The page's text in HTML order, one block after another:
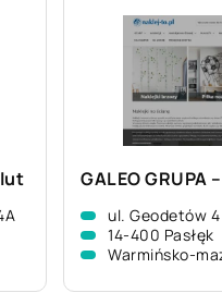
GALEO GRUPA
ul. Geodetów 4
14-400 Pasłęk
Warmińsko-